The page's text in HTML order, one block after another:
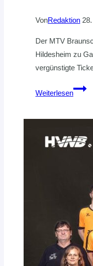
VonRedaktion
Der MTV
Hildesheim zu
vergünstigte
Weiterlesen
Das
der